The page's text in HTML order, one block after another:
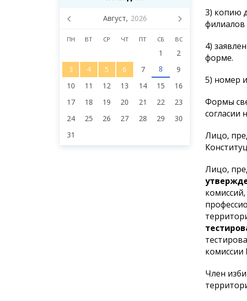
КАЛЕНДАРЬ
Август, 2026
1
2
3
4 5 6 7 8
9
10
11 12 13 14 15
16
17
18 19 20 21 22
23
24
3) копию
филиалов
4)
форме.
5) номер
Формы
согласии
Лицо,
Лицо,
комиссии
Член